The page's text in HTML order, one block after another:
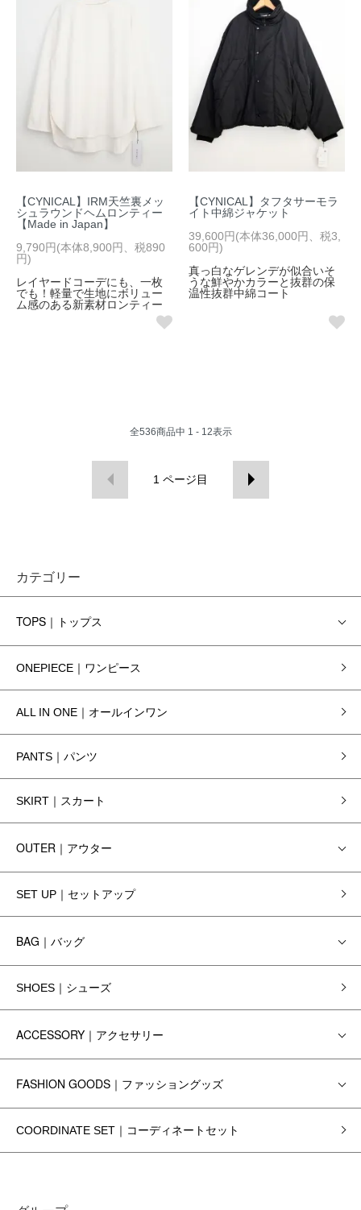
【CYNICAL】IRM天竺裏メッ
シュラウンドヘムロンティー
【Made in Japan】
9,790円(本体8,900円、税890
円)
レイヤードコーデにも、一枚
でも！軽量で生地にボリュー
ム感のある新素材ロンティー
【CYNICAL】タフタサーモラ
イト中綿ジャケット
39,600円(本体36,000円、税3,
600円)
真っ白なゲレンデが似合いそ
うな鮮やかカラーと抜群の保
温性抜群中綿コート
全536商品中 1 - 12表示
1 ページ目
カテゴリー
TOPS｜トップス
ONEPIECE｜ワンピース
ALL IN ONE｜オールインワン
PANTS｜パンツ
SKIRT｜スカート
OUTER｜アウター
SET UP｜セットアップ
BAG｜バッグ
SHOES｜シューズ
ACCESSORY｜アクセサリー
FASHION GOODS｜ファッショングッズ
COORDINATE SET｜コーディネートセット